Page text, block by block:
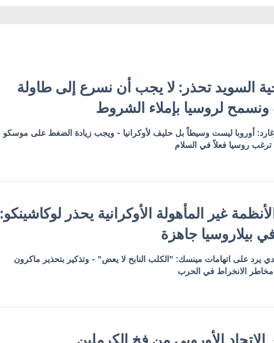
السويد تحذر: لا يجب أن نسرع إلى طاولة
لروسيا بإملاء الشروط
أوروبا ليست وسيطاً بل حليف لأوكرانيا - ويجب زيادة الضغط على موسكو
روسيا فعلاً في السلام
غير المأهولة الأوكرانية يحذر لوكاشينكو:
يرد على اتهامات مينسك: "الكلب النابح لا يعض" - وتذكير بتحذير ماكرون
الانخراط في الحرب
الأوروبي من فخ الكرملين